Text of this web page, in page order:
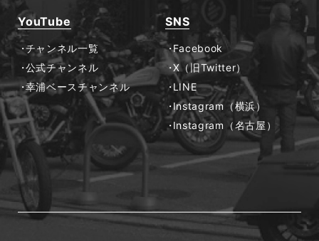
YouTube
チャンネル一覧
公式チャンネル
幸浦ベースチャンネル
SNS
Facebook
X（旧Twitter）
LINE
Instagram（横浜）
Instagram（名古屋）